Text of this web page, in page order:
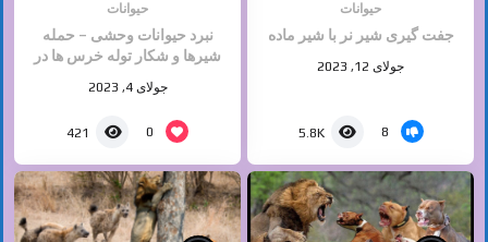
حیوانات
جفت گیری شیر نر با شیر ماده
جولای 12, 2023
8
5.8K
حیوانات
نبرد حیوانات وحشی – حمله
شیرها و شکار توله خرس ها در
جولای 4, 2023
0
421